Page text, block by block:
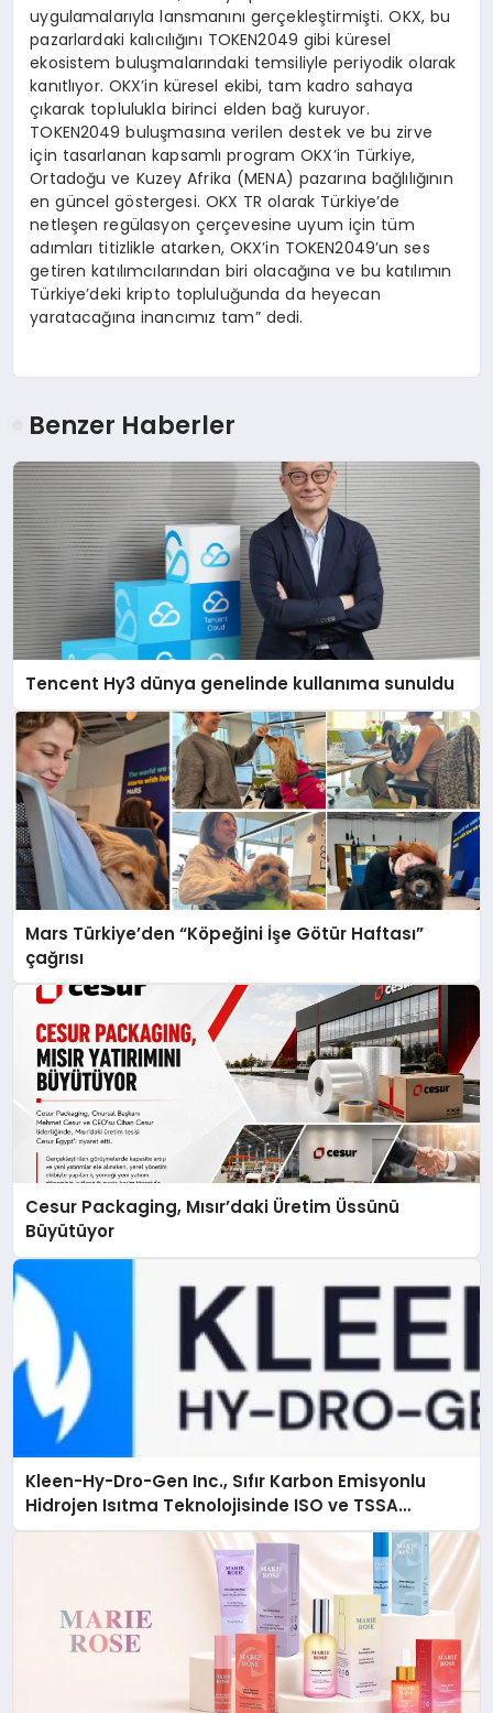
uygulamalarıyla lansmanını gerçekleştirmişti. OKX, bu
pazarlardaki kalıcılığını TOKEN2049 gibi küresel
ekosistem buluşmalarındaki temsiliyle periyodik olarak
kanıtlıyor. OKX’in küresel ekibi, tam kadro sahaya
çıkarak toplulukla birinci elden bağ kuruyor.
TOKEN2049 buluşmasına verilen destek ve bu zirve
için tasarlanan kapsamlı program OKX’in Türkiye,
Ortadoğu ve Kuzey Afrika (MENA) pazarına bağlılığının
en güncel göstergesi. OKX TR olarak Türkiye’de
netleşen regülasyon çerçevesine uyum için tüm
adımları titizlikle atarken, OKX’in TOKEN2049’un ses
getiren katılımcılarından biri olacağına ve bu katılımın
Türkiye’deki kripto topluluğunda da heyecan
yaratacağına inancımız tam” dedi.
Benzer Haberler
Tencent Hy3 dünya genelinde kullanıma sunuldu
Mars Türkiye’den “Köpeğini İşe Götür Haftası”
çağrısı
Cesur Packaging, Mısır’daki Üretim Üssünü
Büyütüyor
Kleen-Hy-Dro-Gen Inc., Sıfır Karbon Emisyonlu
Hidrojen Isıtma Teknolojisinde ISO ve TSSA
Düzenleyici Onaylarını Aldı